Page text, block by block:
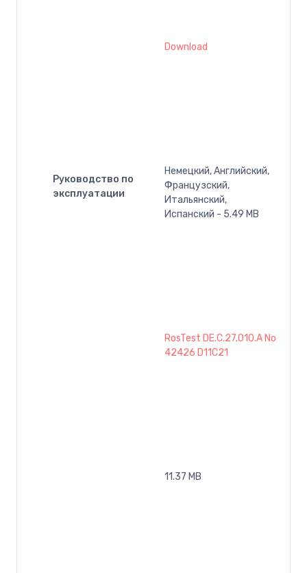
Руководство по
эксплуатации
Download
Немецкий, Английский,
Французский,
Итальянский,
Испанский - 5.49 MB
RosTest DE.C.27.010.A No
42426 D11C21
11.37 MB